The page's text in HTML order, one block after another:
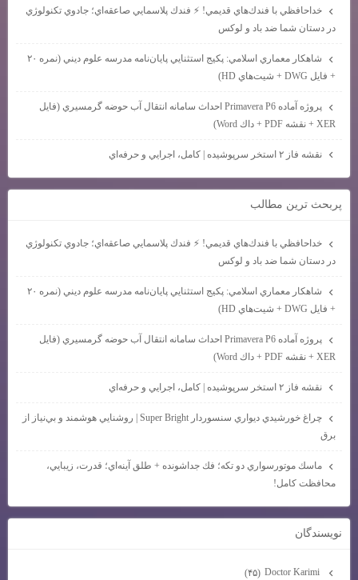
خداحافظي با فندك‌هاي قديمي! ⚡ فندك پلاسمايي صاعقه‌اي؛ جادوي تكنولوژي
در دستان شما ضد باد و لوكس
شاهكار معماري اسلامي: پكيج استثنايي پايان‌نامه مدرسه علوم ديني (نمره ۲۰
+ فايل DWG + شيت‌هاي HD)
پروژه آماده Primavera P6 احداث سامانه انتقال آب حوضه گرمسيري (فايل
XER + نقشه PDF + داك Word)
نقشه فاز ۲ استخر سرپوشيده | كامل، اجرايي و حرفه‌اي
پربحث ترين مطالب
خداحافظي با فندك‌هاي قديمي! ⚡ فندك پلاسمايي صاعقه‌اي؛ جادوي تكنولوژي
در دستان شما ضد باد و لوكس
شاهكار معماري اسلامي: پكيج استثنايي پايان‌نامه مدرسه علوم ديني (نمره ۲۰
+ فايل DWG + شيت‌هاي HD)
پروژه آماده Primavera P6 احداث سامانه انتقال آب حوضه گرمسيري (فايل
XER + نقشه PDF + داك Word)
نقشه فاز ۲ استخر سرپوشيده | كامل، اجرايي و حرفه‌اي
چراغ خورشيدي ديواري سنسوردار Super Bright | روشنايي هوشمند و بي‌نياز از
برق
ماسك موتورسواري دو تكه؛ فك جداشونده + طلق آينه‌اي؛ قدرت، زيبايي،
محافظت كامل!
نويسندگان
(۴۵)